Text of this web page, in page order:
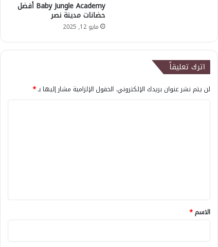
Baby Jungle Academy أفضل
حضانات مدينة نصر
مايو 12, 2025
اترك تعليقاً
لن يتم نشر عنوان بريدك الإلكتروني. الحقول الإلزامية مشار إليها بـ*
*
الاسم*